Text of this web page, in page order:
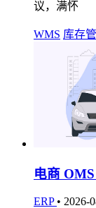
议，满怀
WMS 库存
电商
ERP • 2026-